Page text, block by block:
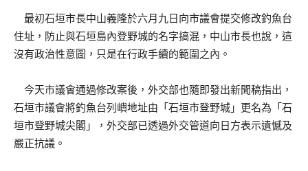
最初石垣市長中山義隆於六月九日向市議會提交修改釣魚台
住址，防止與石垣島內登野城的名字搞混，中山市長也說，這
沒有政治性意圖，只是在行政手續的範圍之內。
今天市議會通過修改案後，外交部也隨即發出新聞稿指出，
石垣市議會將釣魚台列嶼地址由「石垣市登野城」更名為「石
垣市登野城尖閣」，外交部已透過外交管道向日方表示遺憾及
嚴正抗議。